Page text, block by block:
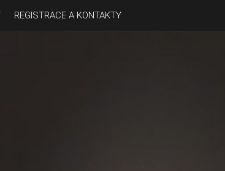
REGISTRACE A KONTAKTY